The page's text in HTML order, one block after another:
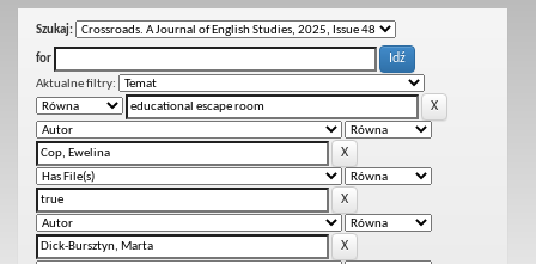
Szukaj:
for
Aktualne filtry: